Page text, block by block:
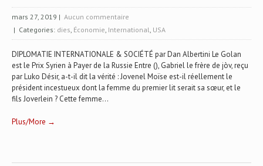
mars 27, 2019 | Aucun commentaire
| Categories: dies, Économie, International, USA
DIPLOMATIE INTERNATIONALE & SOCIÉTÉ par Dan Albertini Le Golan
est le Prix Syrien à Payer de la Russie Entre (), Gabriel le frère de jòv, reçu
par Luko Désir, a-t-il dit la vérité : Jovenel Moïse est-il réellement le
président incestueux dont la femme du premier lit serait sa sœur, et le
fils Joverlein ? Cette femme...
Plus/More →